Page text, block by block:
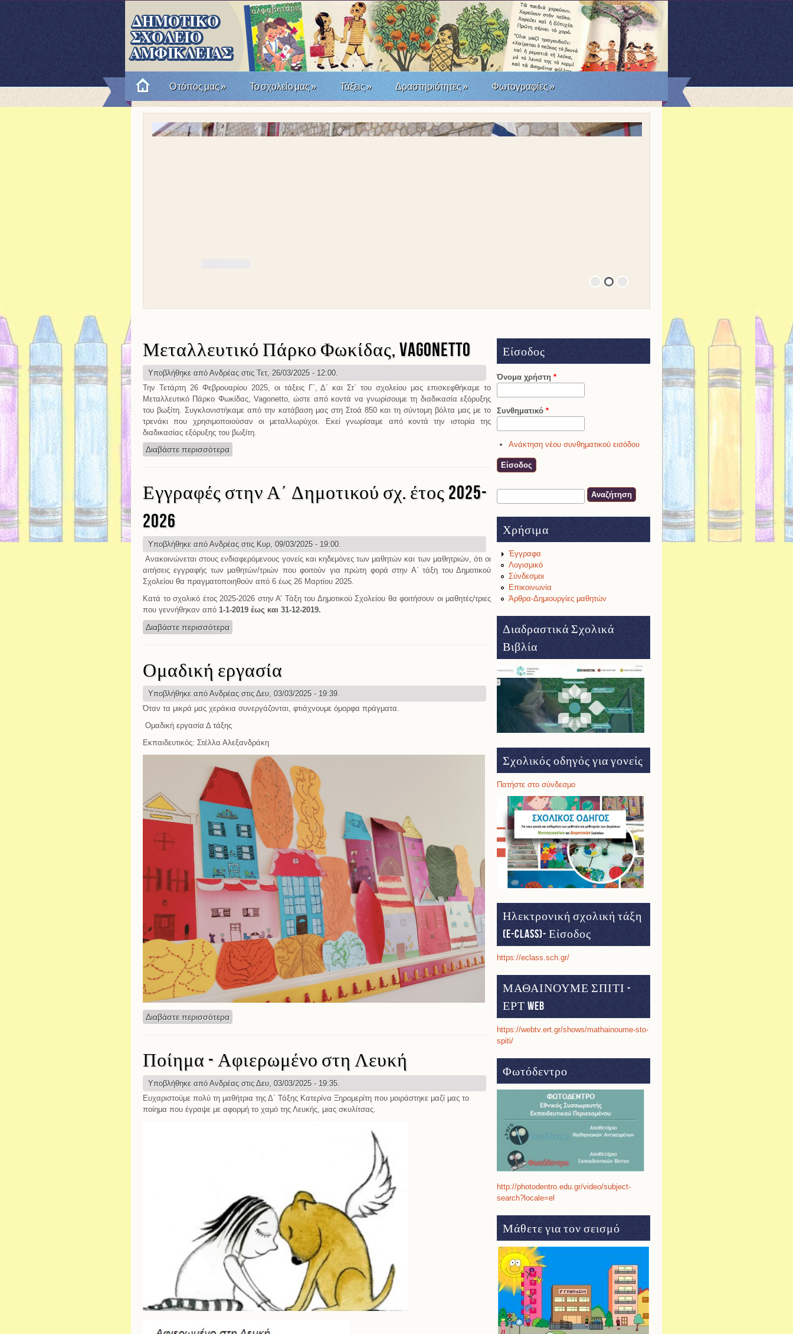
RSS Facebook Twitter
Ο τόπος μας» Το σχολείο μας» Τάξεις» Δραστηριότητες» Φωτογραφίες»
Πώς θυμόμαστε την Επανάσταση του '21; Μια σχολική δράση τοπικής ιστορίας
Μεταλλευτικό Πάρκο Φωκίδας, Vagonetto
Υποβλήθηκε από Ανδρέας στις Τετ, 26/03/2025 - 12:00.
Την Τετάρτη 26 Φεβρουαρίου 2025, οι τάξεις Γ΄, Δ΄ και Στ΄ του σχολείου μας επισκεφθήκαμε το
Μεταλλευτικό Πάρκο Φωκίδας, Vagonetto, ώστε από κοντά να γνωρίσουμε τη διαδικασία εξόρυξης
του βωξίτη. Συγκλονιστήκαμε από την κατάβαση μας στη Στοά 850 και τη σύντομη βόλτα μας με το
τρενάκι που χρησιμοποιούσαν οι μεταλλωρύχοι. Εκεί γνωρίσαμε από κοντά την ιστορία της
διαδικασίας εξόρυξης του βωξίτη.
Διαβάστε περισσότερα
Εγγραφές στην Α΄ Δημοτικού σχ. έτος 2025-
2026
Υποβλήθηκε από Ανδρέας στις Κυρ, 09/03/2025 - 19:00.
Aνακοινώνεται στους ενδιαφερόμενους γονείς και κηδεμόνες των μαθητών και των μαθητριών, ότι οι
αιτήσεις εγγραφής των μαθητών/τριών που φοιτούν για πρώτη φορά στην Α΄ τάξη του Δημοτικού
Σχολείου θα πραγματοποιηθούν από 6 έως 26 Μαρτίου 2025.
Κατά το σχολικό έτος 2025-2026 στην Α’ Τάξη του Δημοτικού Σχολείου θα φοιτήσουν οι μαθητές/τριες
που γεννήθηκαν από 1-1-2019 έως και 31-12-2019.
Διαβάστε περισσότερα
Ομαδική εργασία
Υποβλήθηκε από Ανδρέας στις Δευ, 03/03/2025 - 19:39.
Όταν τα μικρά μας χεράκια συνεργάζονται, φτιάχνουμε όμορφα πράγματα.
Ομαδική εργασία Δ τάξης
Εκπαιδευτικός: Στέλλα Αλεξανδράκη
Διαβάστε περισσότερα
Ποίημα - Αφιερωμένο στη Λευκή
Υποβλήθηκε από Ανδρέας στις Δευ, 03/03/2025 - 19:35.
Ευχαριστούμε πολύ τη μαθήτρια της Δ΄ Τάξης Κατερίνα Ξηρομερίτη που μοιράστηκε μαζί μας το
ποίημα που έγραψε με αφορμή το χαμό της Λευκής, μιας σκυλίτσας.
Είσοδος
Όνομα χρήστη *
Συνθηματικό *
Ανάκτηση νέου συνθηματικού εισόδου
Φόρμα αναζήτησης
Αναζήτηση
Χρήσιμα
Έγγραφα
Λογισμικό
Σύνδεσμοι
Επικοινωνία
Άρθρα-Δημιουργίες μαθητών
Διαδραστικά Σχολικά
Βιβλία
Σχολικός οδηγός για γονείς
Πατήστε στο σύνδεσμο
Ηλεκτρονική σχολική τάξη
(e-class)- Είσοδος
https://eclass.sch.gr/
ΜΑΘΑΙΝΟΥΜΕ ΣΠΙΤΙ -
ΕΡΤ web
https://webtv.ert.gr/shows/mathainoume-sto-
spiti/
Φωτόδεντρο
http://photodentro.edu.gr/video/subject-
search?locale=el
Μάθετε για τον σεισμό